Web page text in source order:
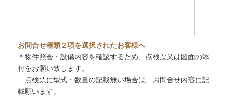
お問合せ種類２項を選択されたお客様へ
＊物件照会・設備内容を確認するため、点検票又は図面の添
付をお願い致します。
点検票に型式・数量の記載無い場合は、お問合せ内容に記
載願います。